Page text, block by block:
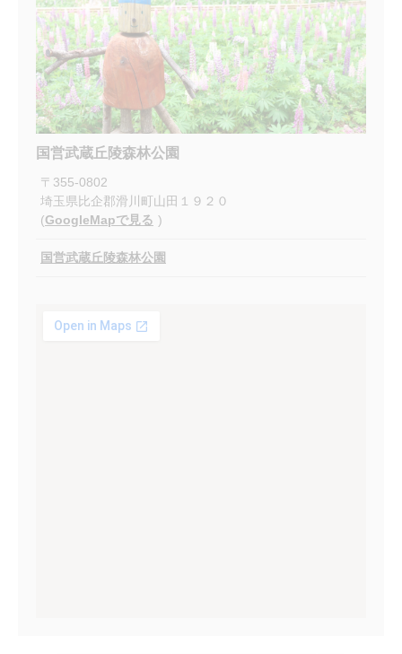
国営武蔵丘陵森林公園
〒 355-0802
埼玉県比企郡滑川町山田１９２０
(GoogleMapで見る )
国営武蔵丘陵森林公園